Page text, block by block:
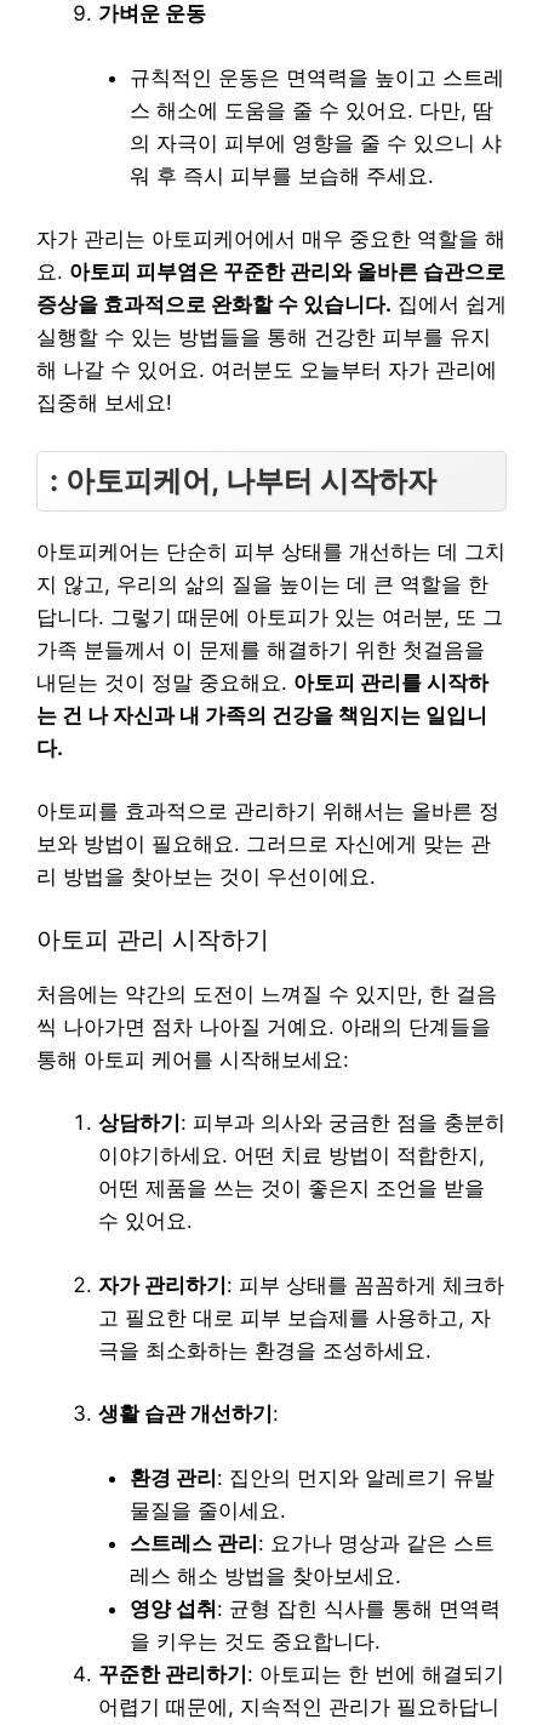
가벼운 운동
규칙적인 운동은 면역력을 높이고 스트레
스 해소에 도움을 줄 수 있어요. 다만, 땀
의 자극이 피부에 영향을 줄 수 있으니 샤
워 후 즉시 피부를 보습해 주세요.
자가 관리는 아토피케어에서 매우 중요한 역할을 해
요. 아토피 피부염은 꾸준한 관리와 올바른 습관으로
증상을 효과적으로 완화할 수 있습니다. 집에서 쉽게
실행할 수 있는 방법들을 통해 건강한 피부를 유지
해 나갈 수 있어요. 여러분도 오늘부터 자가 관리에
집중해 보세요!
: 아토피케어, 나부터 시작하자
아토피케어는 단순히 피부 상태를 개선하는 데 그치
지 않고, 우리의 삶의 질을 높이는 데 큰 역할을 한
답니다. 그렇기 때문에 아토피가 있는 여러분, 또 그
가족 분들께서 이 문제를 해결하기 위한 첫걸음을
내딛는 것이 정말 중요해요. 아토피 관리를 시작하
는 건 나 자신과 내 가족의 건강을 책임지는 일입니
다.
아토피를 효과적으로 관리하기 위해서는 올바른 정
보와 방법이 필요해요. 그러므로 자신에게 맞는 관
리 방법을 찾아보는 것이 우선이에요.
아토피 관리 시작하기
처음에는 약간의 도전이 느껴질 수 있지만, 한 걸음
씩 나아가면 점차 나아질 거예요. 아래의 단계들을
통해 아토피 케어를 시작해보세요:
상담하기 : 피부과 의사와 궁금한 점을 충분히
이야기하세요. 어떤 치료 방법이 적합한지,
어떤 제품을 쓰는 것이 좋은지 조언을 받을
수 있어요.
자가 관리하기: 피부 상태를 꼼꼼하게 체크하
고 필요한 대로 피부 보습제를 사용하고, 자
극을 최소화하는 환경을 조성하세요.
생활 습관 개선하기 :
환경 관리: 집안의 먼지와 알레르기 유발
물질을 줄이세요.
스트레스 관리: 요가나 명상과 같은 스트
레스 해소 방법을 찾아보세요.
영양 섭취: 균형 잡힌 식사를 통해 면역력
을 키우는 것도 중요합니다.
꾸준한 관리하기: 아토피는 한 번에 해결되기
어렵기 때문에, 지속적인 관리가 필요하답니